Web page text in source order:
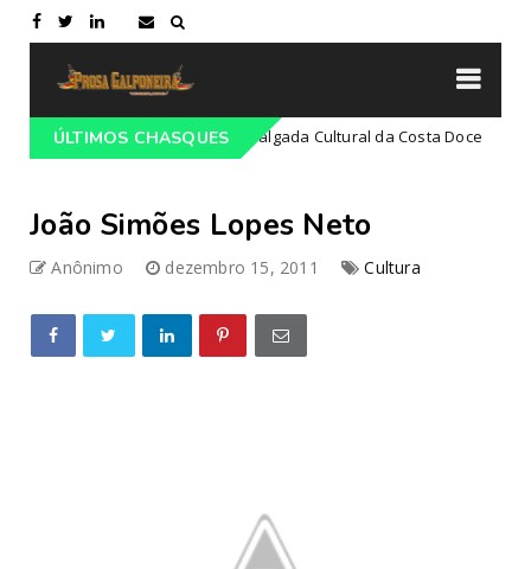
ÚLTIMOS CHASQUES
Campeiro 21ª Cavalgada Cultural da Costa Doce
João Simões Lopes Neto
Anônimo dezembro 15, 2011 Cultura